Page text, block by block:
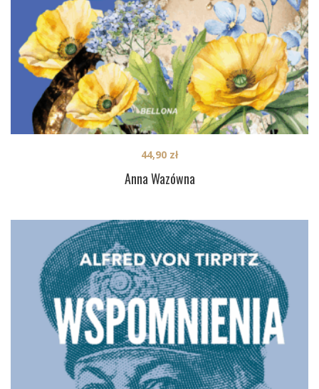
Anna Wazówna
44,90 zł